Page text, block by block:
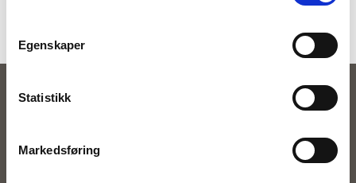
opplysninger vi samler og hva vi ber om samtykke til i
Egenskaper
Statistikk
Markedsføring
Zavanna